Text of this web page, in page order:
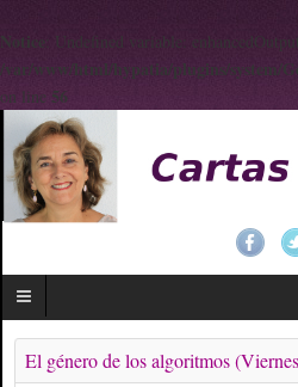
Notice : Undefined variable:
/var/www/html/hypatia/plugins/system/
on line 56
El género de los algoritmos